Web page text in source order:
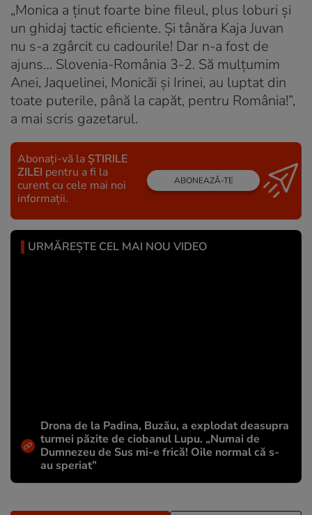
„Monica a ținut foarte bine fileul, plus loburi și
un ghidaj tactic eficiente. Și tânăra Kaja Juvan
nu s-a zgârcit cu cadourile! Dar n-a fost de
ajuns… Slovenia-România 3-2. Să mulțumim
Anei, Jaquelinei, Monicăi și Irinei, au luptat din
toate puterile, până la capăt, pentru România!”,
a mai scris gazetarul.
Abonați-vă la ȘTIRILE
ZILEI pentru a fi la
curent cu cele mai noi
informații.
ABONEAZĂ-TE
URMĂREȘTE CEL MAI NOU VIDEO
Drona de la Padina, Buzău, a explodat deasupra
turmei păzite de ciobanul Lupu. „Numai de
Dumnezeu de Sus mi-e frică! Oile normal că s-
au speriat”